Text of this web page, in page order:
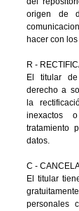
origen de
hacer con
R -
El titular
derecho a
la
inexactos
tratamiento
datos.
C -
El titular
personales